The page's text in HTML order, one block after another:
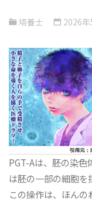
培養士 2026
PGT-Aは、胚の染
は胚の一部の細胞を
この操作は、ほん